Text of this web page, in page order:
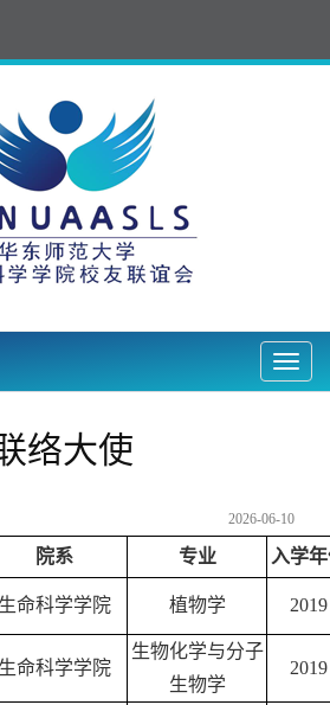
Nav2
络大使
2026-06-10
院系 专业 入学
生命科学学院 植物学 2019
生命科学学院
生物化学与分子
生物学
2019